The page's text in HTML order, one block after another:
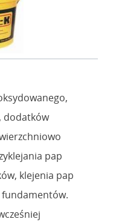
dodatków
pap
klejenia pap
fundamentów.